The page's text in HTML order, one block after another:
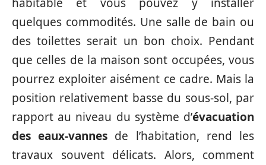
quelques commodités. Une salle de bain ou
des toilettes serait un bon choix. Pendant
que celles de la maison sont occupées, vous
pourrez exploiter aisément ce cadre. Mais la
position relativement basse du sous-sol, par
rapport au niveau du système d’évacuation
des eaux-vannes de l’habitation, rend les
travaux souvent délicats. Alors, comment